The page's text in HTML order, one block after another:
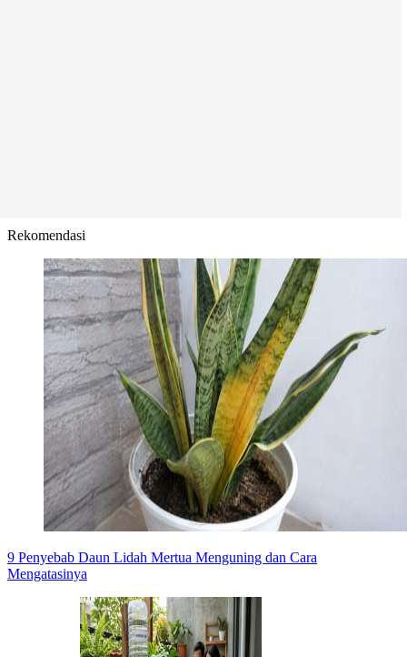
Rekomendasi
9 Penyebab Daun Lidah Mertua Menguning dan Cara
Mengatasinya